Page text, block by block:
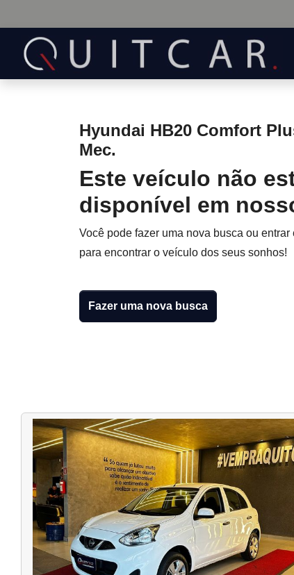
Hyundai HB20 Comfort
Mec.
Este veículo não
disponível em
Você pode fazer uma nova busca ou
para encontrar o veículo dos seus sonhos!
Fazer uma nova busca